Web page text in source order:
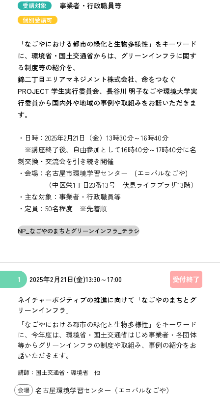
受講対象 事業者・行政職員等
個別受講可
「なごやにおける都市の緑化と生物多様性」をキーワード
に、環境省・国土交通省からは、グリーンインフラに関す
る制度等の紹介を、
錦二丁目エリアマネジメント株式会社、命をつなぐ
PROJECT 学生実行委員会、長谷川 明子なごや環境大学実
行委員から国内外や地域の事例や取組みをお話いただきま
す。
・日時：2025年2月21日（金）13時30分～16時40分
※講座終了後、自由参加として16時40分～17時40分に名
刺交換・交流会を引き続き開催
・会場：名古屋市環境学習センター (エコパルなごや)
（中区栄1丁目23番13号 伏見ライフプラザ13階）
・主な対象：事業者・行政職員等
・定員：50名程度 ※先着順
NP_なごやのまちとグリーンインフラ_チラシ
1
ネイチャーポジティブの推進に向けて「なごやのまちとグ
リーンインフラ」
「なごやにおける都市の緑化と生物多様性」をキーワード
に、今年度は、環境省・国土交通省はじめ事業者・各団体
等からグリーンインフラの制度や取組み、事例の紹介をお
話いただきます。
講師：国土交通省・環境省 他
2025年2月21日(金)13:30 ～17:00
名古屋環境学習センター（エコパルなごや）
受付終了